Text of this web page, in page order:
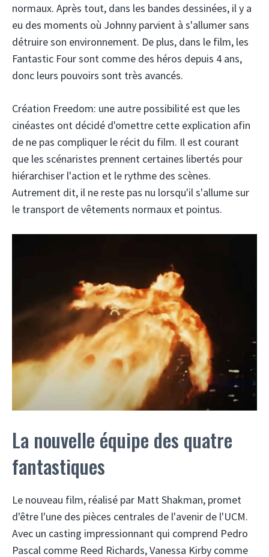
normaux. Après tout, dans les bandes dessinées, il y a
eu des moments où Johnny parvient à s'allumer sans
détruire son environnement. De plus, dans le film, les
Fantastic Four sont comme des héros depuis 4 ans,
donc leurs pouvoirs sont très avancés.
Création Freedom: une autre possibilité est que les
cinéastes ont décidé d'omettre cette explication afin
de ne pas compliquer le récit du film. Il est courant
que les scénaristes prennent certaines libertés pour
hiérarchiser l'action et le rythme des scènes.
Autrement dit, il ne reste pas nu lorsqu'il s'allume sur
le transport de vêtements normaux et pointus.
La nouvelle équipe des quatre
fantastiques
Le nouveau film, réalisé par Matt Shakman, promet
d'être l'une des pièces centrales de l'avenir de l'UCM.
Avec un casting impressionnant qui comprend Pedro
Pascal comme Reed Richards, Vanessa Kirby comme